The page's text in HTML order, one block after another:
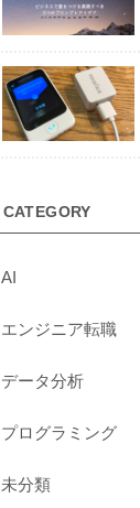
CATEGORY
AI
エンジニア転職
データ分析
プログラミング
未分類